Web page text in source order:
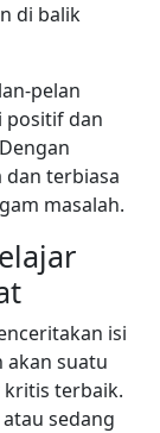
di balik
pelan
positif dan
terbiasa
masalah.
isi
akan suatu
kritis terbaik.
sedang